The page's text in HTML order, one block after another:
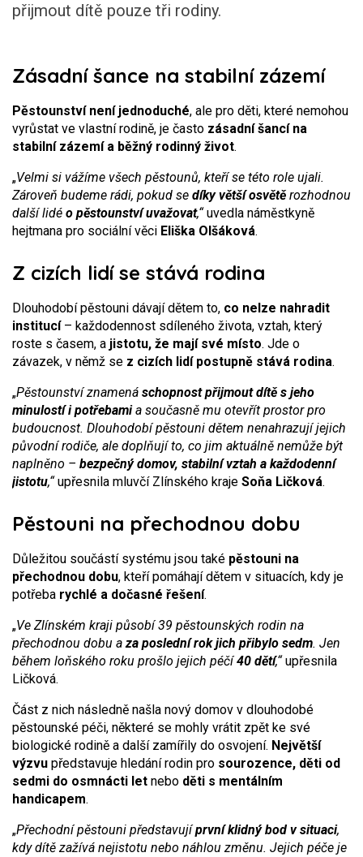
přijmout dítě pouze tři rodiny.
Zásadní šance na stabilní zázemí
Pěstounství není jednoduché, ale pro děti, které nemohou
vyrůstat ve vlastní rodině, je často zásadní šancí na
stabilní zázemí a běžný rodinný život.
„Velmi si vážíme všech pěstounů, kteří se této role ujali.
Zároveň budeme rádi, pokud se díky větší osvětě rozhodnou
další lidé o pěstounství uvažovat,“uvedla náměstkyně
hejtmana pro sociální věci Eliška Olšáková.
Z cizích lidí se stává rodina
Dlouhodobí pěstouni dávají dětem to, co nelze nahradit
institucí– každodennost sdíleného života, vztah, který
roste s časem, a jistotu, že mají své místo. Jde o
závazek, v němž se z cizích lidí postupně stává rodina.
„Pěstounství znamená schopnost přijmout dítě s jeho
minulostí i potřebamia současně mu otevřít prostor pro
budoucnost. Dlouhodobí pěstouni dětem nenahrazují jejich
původní rodiče, ale doplňují to, co jim aktuálně nemůže být
naplněno – bezpečný domov, stabilní vztah a každodenní
jistotu,“upřesnila mluvčí Zlínského kraje Soňa Ličková.
Pěstouni na přechodnou dobu
Důležitou součástí systému jsou také pěstouni na
přechodnou dobu, kteří pomáhají dětem v situacích, kdy je
potřeba rychlé a dočasné řešení.
„Ve Zlínském kraji působí 39 pěstounských rodin na
přechodnou dobu aza poslední rok jich přibylo sedm. Jen
během loňského roku prošlo jejich péčí40 dětí,“upřesnila
Ličková.
Část z nich následně našla nový domov v dlouhodobé
pěstounské péči, některé se mohly vrátit zpět ke své
biologické rodině a další zamířily do osvojení. Největší
výzvu představuje hledání rodin pro sourozence, děti od
sedmi do osmnácti let nebo děti s mentálním
handicapem.
„Přechodní pěstouni představujíprvní klidný bod v situaci,
kdy dítě zažívá nejistotu nebo náhlou změnu. Jejich péče je